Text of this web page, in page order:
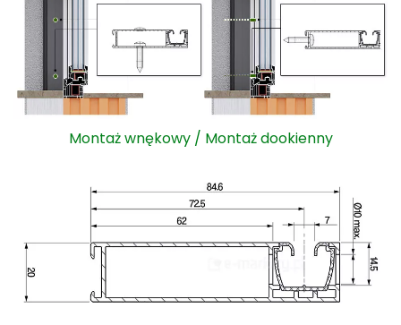
Montaż wnękowy / Montaż dookienny